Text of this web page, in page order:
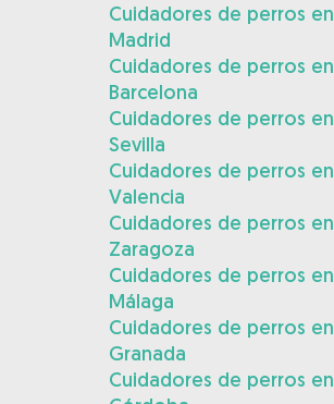
Cuidadores de perros en
Madrid
Cuidadores de perros en
Barcelona
Cuidadores de perros en
Sevilla
Cuidadores de perros en
Valencia
Cuidadores de perros en
Zaragoza
Cuidadores de perros en
Málaga
Cuidadores de perros en
Granada
Cuidadores de perros en